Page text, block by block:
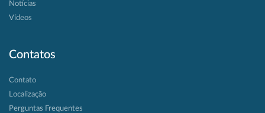
Notícias
Vídeos
Contatos
Contato
Localização
Perguntas Frequentes